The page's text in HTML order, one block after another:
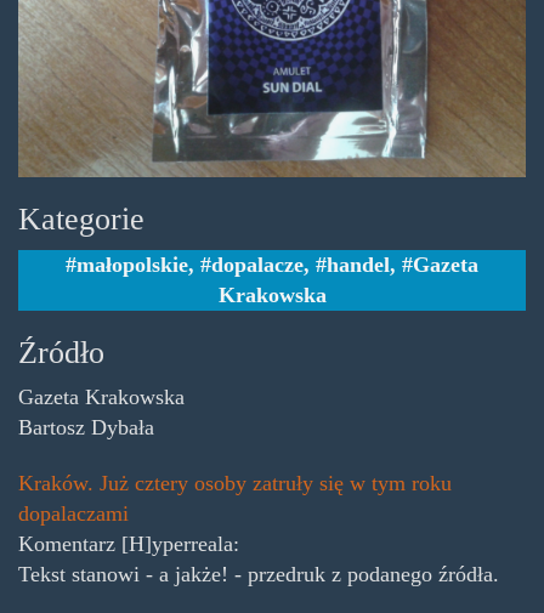
Kategorie
małopolskie, dopalacze, handel,
Gazeta
Krakowska
Źródło
Gazeta Krakowska
Bartosz Dybała
Kraków. Już cztery osoby zatruły się w tym roku
dopalaczami
Komentarz [H]yperreala:
Tekst stanowi - a jakże! - przedruk z podanego źródła.